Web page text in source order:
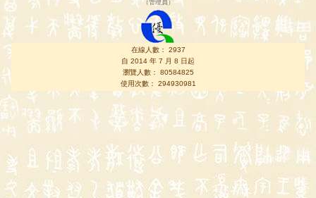
（管理員 ）
在線人數： 2937
自 2014 年 7 月 8 日起
瀏覽人數： 80584825
使用次數： 294930981